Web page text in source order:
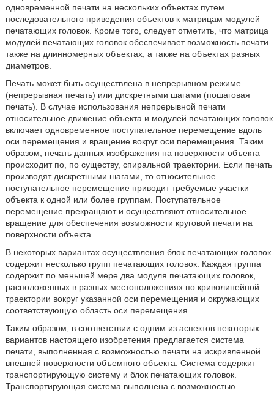
одновременной печати на нескольких объектах путем
последовательного приведения объектов к матрицам модулей
печатающих головок. Кроме того, следует отметить, что матрица
модулей печатающих головок обеспечивает возможность печати
также на длинномерных объектах, а также на объектах разных
диаметров.
Печать может быть осуществлена в непрерывном режиме
(непрерывная печать) или дискретными шагами (пошаговая
печать). В случае использования непрерывной печати
относительное движение объекта и модулей печатающих головок
включает одновременное поступательное перемещение вдоль
оси перемещения и вращение вокруг оси перемещения. Таким
образом, печать данных изображения на поверхности объекта
происходит по, по существу, спиральной траектории. Если печать
производят дискретными шагами, то относительное
поступательное перемещение приводит требуемые участки
объекта к одной или более группам. Поступательное
перемещение прекращают и осуществляют относительное
вращение для обеспечения возможности круговой печати на
поверхности объекта.
В некоторых вариантах осуществления блок печатающих головок
содержит несколько групп печатающих головок. Каждая группа
содержит по меньшей мере два модуля печатающих головок,
расположенных в разных местоположениях по криволинейной
траектории вокруг указанной оси перемещения и окружающих
соответствующую область оси перемещения.
Таким образом, в соответствии с одним из аспектов некоторых
вариантов настоящего изобретения предлагается система
печати, выполненная с возможностью печати на искривленной
внешней поверхности объемного объекта. Система содержит
транспортирующую систему и блок печатающих головок.
Транспортирующая система выполнена с возможностью